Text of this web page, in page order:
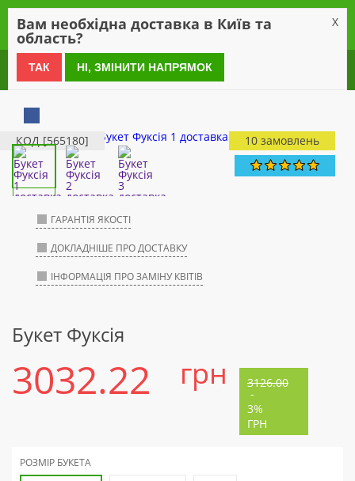
0 800 21 54 55
КОД [565180] 10 замовлень
ГАРАНТІЯ ЯКОСТІ
ДОКЛАДНІШЕ ПРО ДОСТАВКУ
ІНФОРМАЦІЯ ПРО ЗАМІНУ КВІТІВ
Букет Фуксія
3032.22 грн 3126.00
-
3%
ГРН
РОЗМІР БУКЕТА
Вам необхідна доставка в Київ та
область?
X
ТАК НІ, ЗМІНИТИ НАПРЯМОК